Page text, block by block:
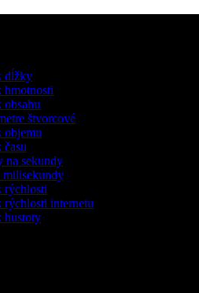
dĺžky
hmotnosti
obsahu
štvorcové
objemu
času
na sekundy
milisekundy
rýchlosti
rýchlosti internetu
hustoty